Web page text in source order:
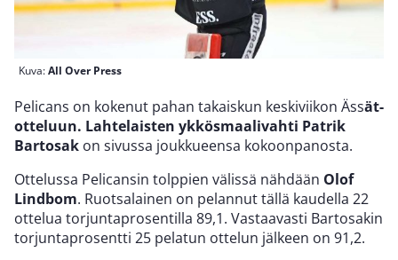
Kuva:All Over Press
Pelicans on kokenut pahan takaiskun keskiviikon Ässät-
otteluun. Lahtelaisten ykkösmaalivahti Patrik
Bartosak on sivussa joukkueensa kokoonpanosta.
Ottelussa Pelicansin tolppien välissä nähdään Olof
Lindbom. Ruotsalainen on pelannut tällä kaudella 22
ottelua torjuntaprosentilla 89,1. Vastaavasti Bartosakin
torjuntaprosentti 25 pelatun ottelun jälkeen on 91,2.